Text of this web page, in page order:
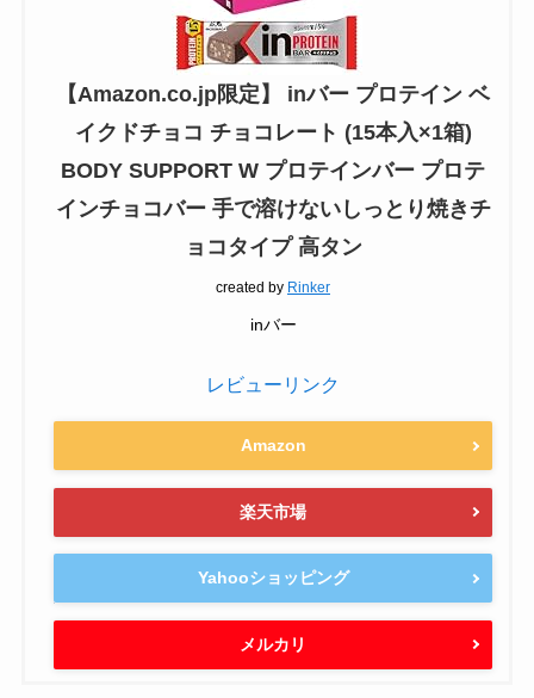
【Amazon.co.jp限定】 inバー プロテイン ベ
イクドチョコ チョコレート (15本入×1箱)
BODY SUPPORT W プロテインバー プロテ
インチョコバー 手で溶けないしっとり焼きチ
ョコタイプ 高タン
created by Rinker
inバー
レビューリンク
Amazon
楽天市場
Yahooショッピング
メルカリ